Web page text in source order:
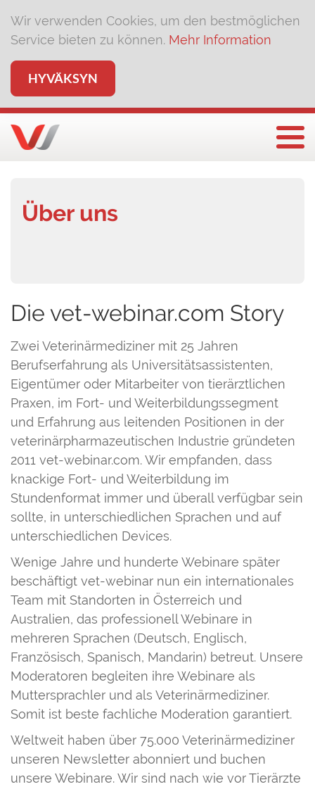
Wir verwenden Cookies, um den bestmöglichen
Service bieten zu können. Mehr Information
HYVÄKSYN
Über uns
Die vet-webinar.com Story
Zwei Veterinärmediziner mit 25 Jahren
Berufserfahrung als Universitätsassistenten,
Eigentümer oder Mitarbeiter von tierärztlichen
Praxen, im Fort- und Weiterbildungssegment
und Erfahrung aus leitenden Positionen in der
veterinärpharmazeutischen Industrie gründeten
2011 vet-webinar.com. Wir empfanden, dass
knackige Fort- und Weiterbildung im
Stundenformat immer und überall verfügbar sein
sollte, in unterschiedlichen Sprachen und auf
unterschiedlichen Devices.
Wenige Jahre und hunderte Webinare später
beschäftigt vet-webinar nun ein internationales
Team mit Standorten in Österreich und
Australien, das professionell Webinare in
mehreren Sprachen (Deutsch, Englisch,
Französisch, Spanisch, Mandarin) betreut. Unsere
Moderatoren begleiten ihre Webinare als
Muttersprachler und als Veterinärmediziner.
Somit ist beste fachliche Moderation garantiert.
Weltweit haben über 75.000 Veterinärmediziner
unseren Newsletter abonniert und buchen
unsere Webinare. Wir sind nach wie vor Tierärzte